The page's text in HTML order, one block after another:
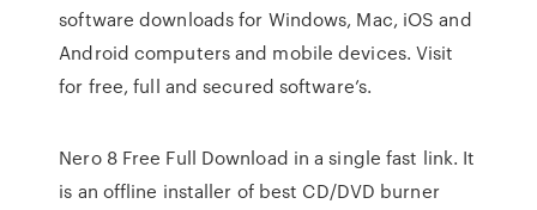
software downloads for Windows, Mac, iOS and
Android computers and mobile devices. Visit
for free, full and secured software’s.
Nero 8 Free Full Download in a single fast link. It
is an offline installer of best CD/DVD burner